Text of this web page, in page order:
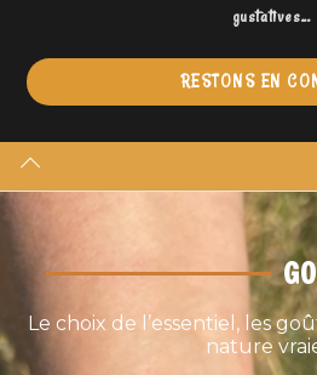
gustatives...
RESTONS EN
Le choix de l’essentiel, les
nature